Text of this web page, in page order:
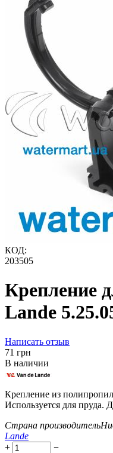
КОД:
203505
Крепление
Lande
Написать отзыв
‍71‍ грн
В наличии
Крепление из
Используется для пруда.
Страна производитель
Lande
+
−